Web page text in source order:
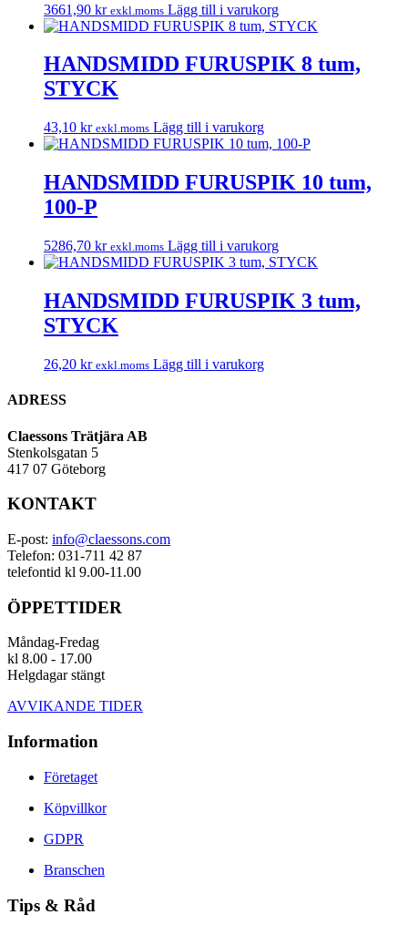
3661,90 kr exkl.moms Lägg till i varukorg
HANDSMIDD FURUSPIK 8 tum,
STYCK
43,10 kr exkl.moms Lägg till i varukorg
HANDSMIDD FURUSPIK 10 tum,
100-P
5286,70 kr exkl.moms Lägg till i varukorg
HANDSMIDD FURUSPIK 3 tum,
STYCK
26,20 kr exkl.moms Lägg till i varukorg
ADRESS
Claessons Trätjära AB
Stenkolsgatan 5
417 07 Göteborg
KONTAKT
E-post: info@claessons.com
Telefon: 031-711 42 87
telefontid kl 9.00-11.00
ÖPPETTIDER
Måndag-Fredag
kl 8.00 - 17.00
Helgdagar stängt
AVVIKANDE TIDER
Information
Företaget
Köpvillkor
GDPR
Branschen
Tips & Råd